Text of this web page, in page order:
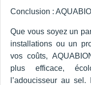
Conclusion :
Que vous soyez un
installations ou un
vos coûts,
plus efficace,
l’adoucisseur au